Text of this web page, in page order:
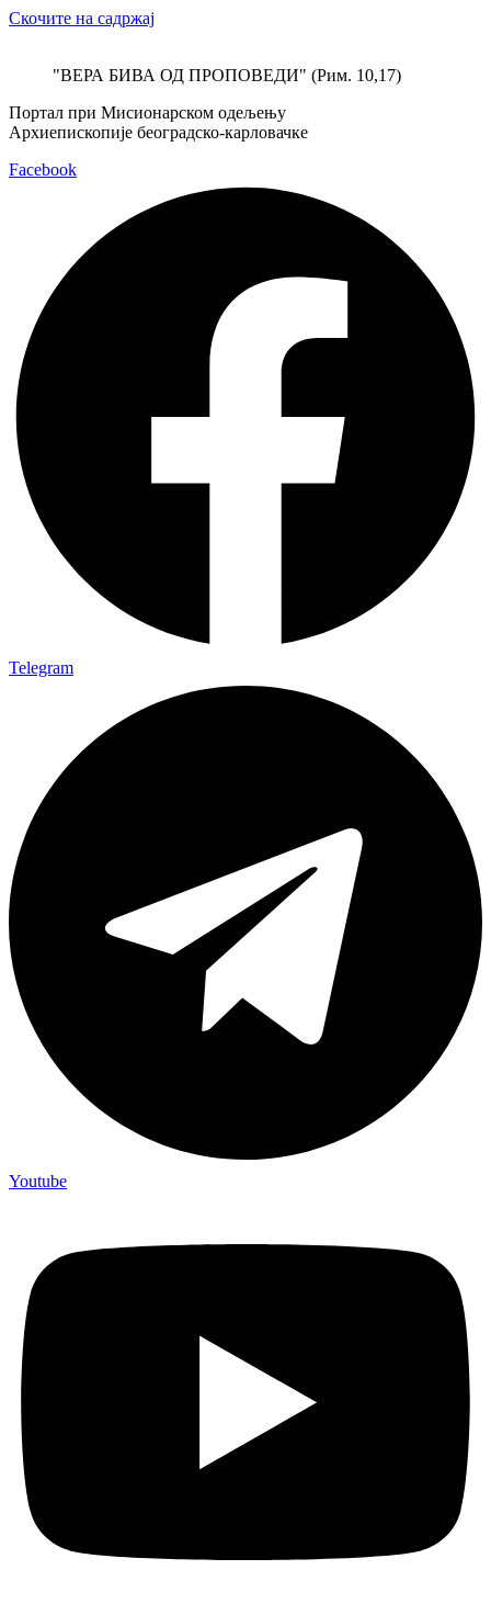
Скочите на садржај
"ВЕРА БИВА ОД ПРОПОВЕДИ" (Рим. 10,17)
Портал при Мисионарском одељењу
Архиепископије београдско-карловачке
Facebook
Telegram
Youtube